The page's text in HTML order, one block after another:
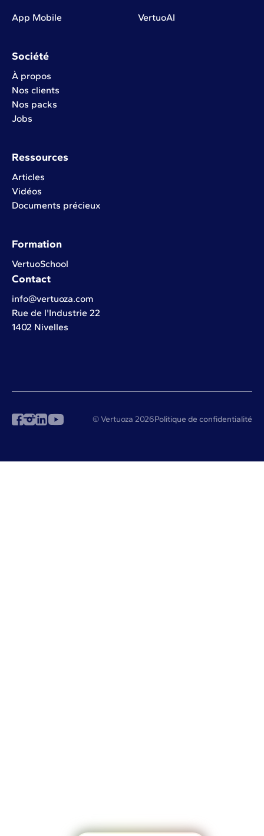
App Mobile VertuoAI
Société
À propos
Nos clients
Nos packs
Jobs
Ressources
Articles
Vidéos
Documents précieux
Formation
VertuoSchool
Contact
info@vertuoza.com
Rue de l'Industrie 22
1402 Nivelles
© Vertuoza 2026Politique de confidentialité